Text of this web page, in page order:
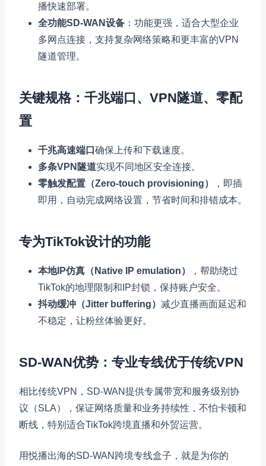
播快速部署。
全功能SD-WAN设备 ：功能更强，适合大型企业
多网点连接，支持复杂网络策略和更丰富的VPN
隧道管理。
关键规格：千兆端口、VPN隧道、零配
置
千兆高速端口 确保上传和下载速度。
多条VPN隧道实现不同地区安全连接。
零触发配置（Zero-touch provisioning）
，即插
即用，自动完成网络设置，节省时间和排错成本。
专为TikTok设计的功能
本地IP仿真（Native IP emulation）
，帮助绕过
TikTok的地理限制和IP封锁，保持账户安全。
抖动缓冲（Jitter buffering） 减少直播画面延迟和
不稳定，让粉丝体验更好。
SD-WAN优势：专业专线优于传统VPN
相比传统VPN，SD-WAN提供专属带宽和服务级别协
议（SLA），保证网络质量和业务持续性，不怕卡顿和
断线，特别适合TikTok跨境直播和外贸运营。
用悦播出海的SD-WAN跨境专线盒子，就是为你的